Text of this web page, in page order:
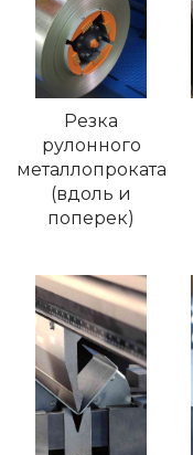
Резка
рулонного
металлопроката
(вдоль и
поперек)